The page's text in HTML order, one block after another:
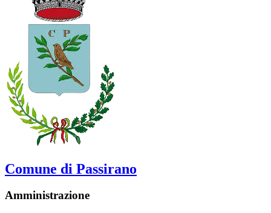
Comune di Passirano
Amministrazione